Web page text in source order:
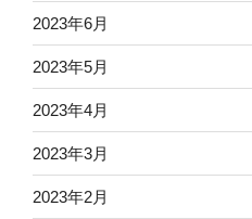
2023年6月
2023年5月
2023年4月
2023年3月
2023年2月